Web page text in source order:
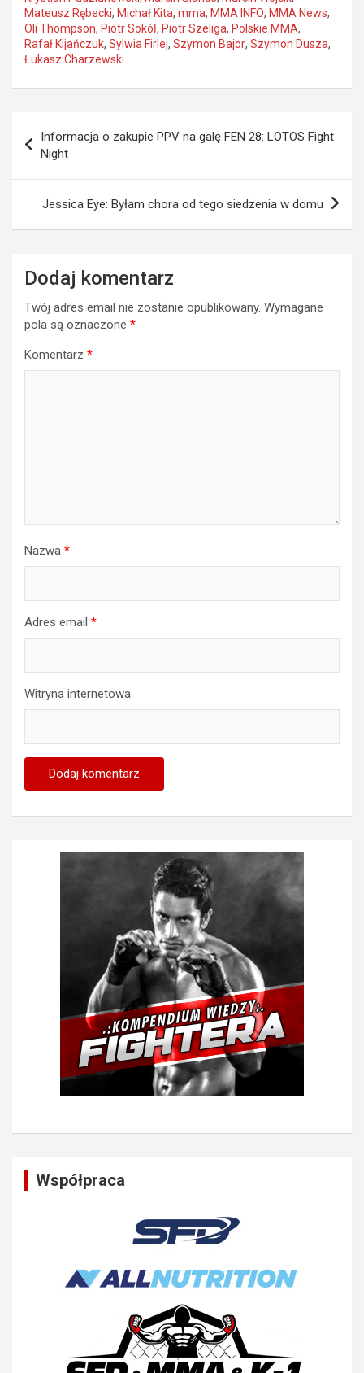
Mateusz Rębecki, Michał Kita, mma, MMA INFO, MMA News,
Oli Thompson, Piotr Sokół, Piotr Szeliga, Polskie MMA,
Rafał Kijańczuk, Sylwia Firlej, Szymon Bajor, Szymon Dusza,
Łukasz Charzewski
wpisu
Informacja o zakupie PPV na galę FEN 28: LOTOS Fight
Night
Jessica Eye: Byłam chora od tego siedzenia w domu
Dodaj komentarz
Twój adres email nie zostanie opublikowany. Wymagane
pola są oznaczone *
Komentarz *
Nazwa *
Adres email *
Witryna internetowa
Współpraca